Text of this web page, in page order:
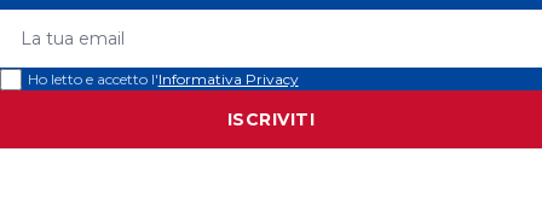
Ho letto e accetto l'Informativa Privacy
ISCRIVITI